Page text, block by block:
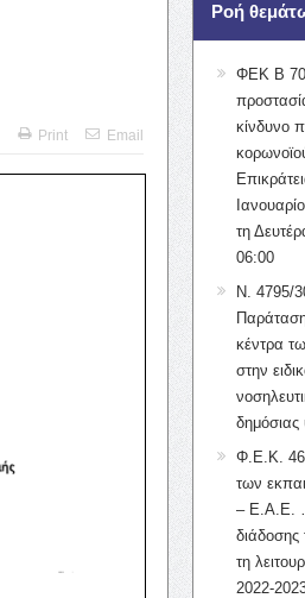
Print
Email
Ροή
ΦΕΚ Β
κίνδυνο
τη
06:00
Ν. 4795/
κέντρα
στην
δημόσιας
Φ.Ε.Κ.
των
– Ε.Α.Ε.
τη
2022-